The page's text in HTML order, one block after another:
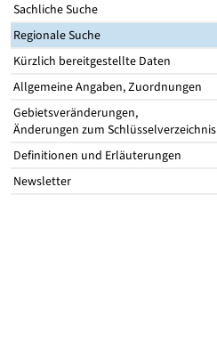
Sachliche Suche
Regionale Suche
Kürzlich bereitgestellte Daten
Allgemeine Angaben, Zuordnungen
Gebietsveränderungen,
Änderungen zum Schlüsselverzeichnis
Definitionen und Erläuterungen
Newsletter